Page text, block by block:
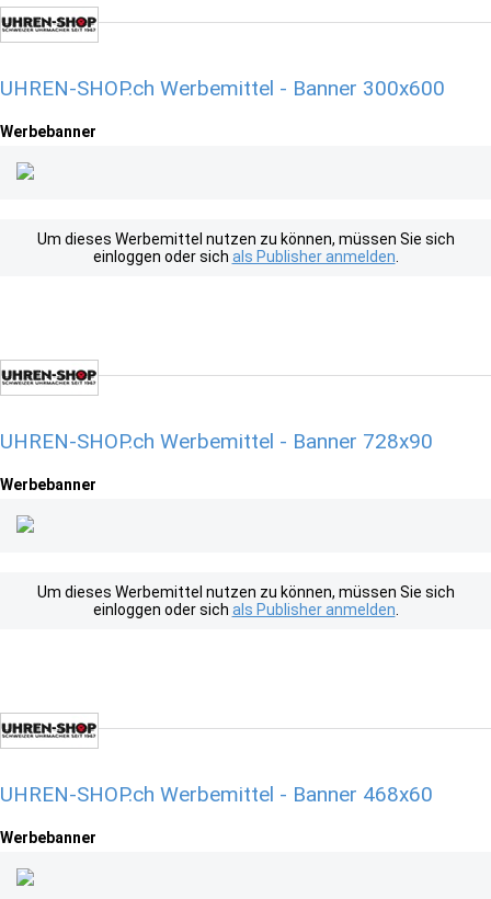
UHREN-SHOP.ch Werbemittel - Banner 300x600
Werbebanner
Um dieses Werbemittel nutzen zu können, müssen Sie sich
einloggen oder sich als Publisher anmelden
UHREN-SHOP.ch Werbemittel - Banner 728x90
Werbebanner
Um dieses Werbemittel nutzen zu können, müssen Sie sich
einloggen oder sich als Publisher anmelden
UHREN-SHOP.ch Werbemittel - Banner 468x60
Werbebanner